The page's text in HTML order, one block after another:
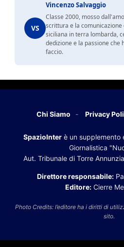
VS
Vincenzo Salvaggio
Classe 2000, mosso
scrittura e la
siciliana in terra lombarda,
dedizione e la passione che
faccio.
Chi Siamo Privacy
SpazioInter è un supplemento
Giornalistica
Aut. Tribunale di Torre
Direttore responsabile:
Editore: Cierre
Photo Credits: l’editore ha i diritti di
sito.